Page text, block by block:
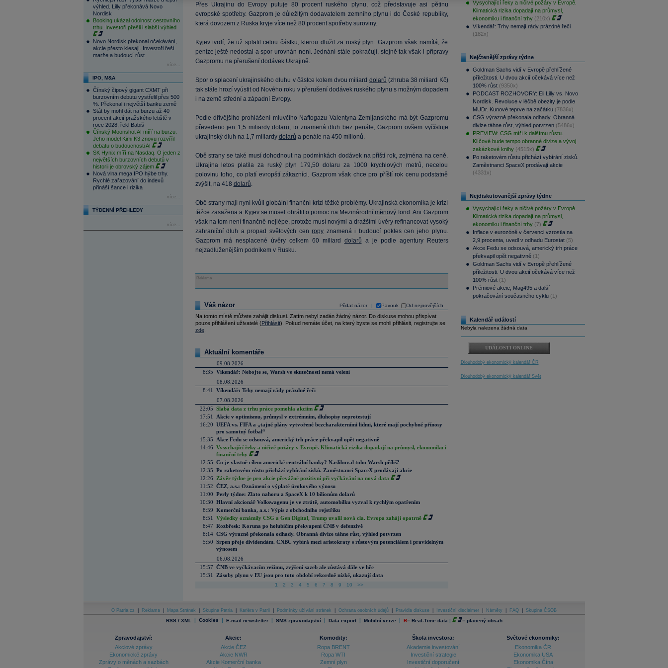
výhled. Lilly překonává Novo
Nordisk
Booking ukázal odolnost cestovního
trhu. Investoři přešli i slabší výhled
Novo Nordisk překonal očekávání,
akcie přesto klesají. Investoři řeší
marže a budoucí růst
více...
IPO, M&A
Čínský čipový gigant CXMT při
burzovním debutu vystřelil přes 500
%. Překonal i největší banku země
Stát by mohl dát na burzu až 40
procent akcií pražského letiště v
roce 2028, řekl Babiš
Čínský Moonshot AI míří na burzu.
Jeho model Kimi K3 znovu rozvířil
debatu o budoucnosti AI
SK Hynix míří na Nasdaq. O jeden z
největších burzovních debutů v
historii je obrovský zájem
Nová vlna mega IPO hýbe trhy.
Rychlé zařazování do indexů
přináší šance i rizika
více...
TÝDENNÍ PŘEHLEDY
více...
Přes Ukrajinu do Evropy putuje 80 procent ruského plynu, což představuje asi pětinu
evropské spotřeby. Gazprom je důležitým dodavatelem zemního plynu i do České republiky,
která dovozem z Ruska kryje více než 80 procent spotřeby suroviny.
Kyjev tvrdí, že už splatil celou částku, kterou dlužil za ruský plyn. Gazprom však namítá, že
peníze ještě nedostal a spor urovnán není. Jednání stále pokračují, stejně tak však i přípravy
Gazpromu na přerušení dodávek Ukrajině.
Spor o splacení ukrajinského dluhu v částce kolem dvou miliard dolarů (zhruba 38 miliard Kč)
tak stále hrozí vyústit od Nového roku v přerušení dodávek ruského plynu s možným dopadem
i na země střední a západní Evropy.
Podle dřívějšího prohlášení mluvčího Naftogazu Valentyna Zemljanského má být Gazpromu
převedeno jen 1,5 miliardydolarů, to znamená dluh bez penále; Gazprom ovšem vyčísluje
ukrajinský dluh na 1,7 miliardy dolarů a penále na 450 milionů.
Obě strany se také musí dohodnout na podmínkách dodávek na příští rok, zejména na ceně.
Ukrajina letos platila za ruský plyn 179,50 dolaru za 1000 krychlových metrů, necelou
polovinu toho, co platí evropští zákazníci. Gazprom však chce pro příští rok cenu podstatně
zvýšit, na 418 dolarů.
Obě strany mají nyní kvůli globální finanční krizi těžké problémy. Ukrajinská ekonomika je krizí
těžce zasažena a Kyjev se musel obrátit o pomoc na Mezinárodníměnový fond. Ani Gazprom
však na tom není finančně nejlépe, protože musí novými a dražšími úvěry refinancovat vysoký
zahraniční dluh a propad světových cenropy znamená i budoucí pokles cen jeho plynu.
Gazprom má nesplacené úvěry celkem 60 miliard dolarů a je podle agentury Reuters
nejzadluženějším podnikem v Rusku.
Reklama
Přidat názor Pavouk Od nejnovějších
Váš názor
Na tomto místě můžete zahájit diskusi. Zatím nebyl zadán žádný názor. Do diskuse mohou přispívat
pouze přihlášení uživatelé (Přihlásit). Pokud nemáte účet, na který byste se mohli přihlásit, registrujte se
zde.
Aktuální komentáře
09.08.2026
8:35 Víkendář: Nebojte se, Warsh ve skutečnosti nemá velení
08.08.2026
8:41
Víkendář: Trhy nemají rády prázdné řeči
07.08.2026
22:05 Slabá data z trhu práce pomohla akciím
17:51
Akcie v optimismu, průmysl v extrémním, dluhopisy neprotestují
16:20 UEFA vs. FIFA a „tajné plány vytvořené bezcharakterními lidmi, které mají pochybné přínosy
pro samotný fotbal“
15:35
Akce Fedu se odsouvá, americký trh práce překvapil opět negativně
14:46 Vysychající řeky a ničivé požáry v Evropě. Klimatická rizika dopadají na průmysl, ekonomiku i
finanční trhy
12:55 Co je vlastně cílem americké centrální banky? Nasliboval toho Warsh příliš?
12:35 Po raketovém růstu přichází vybírání zisků. Zaměstnanci SpaceX prodávají akcie
12:26
Závěr týdne je pro akcie převážně pozitivní při vyčkávání na nová data
11:52 ČEZ, a.s.: Oznámení o výplatě úrokového výnosu
11:00 Perly týdne: Zlato nahoru a SpaceX k 10 bilionům dolarů
10:30 Hlavní akcionář Volkswagenu je ve ztrátě, automobilku vyzval k rychlým opatřením
8:59 Komerční banka, a.s.: Výpis z obchodního rejstříku
8:51
Výsledky oznámily CSG a Gen Digital, Trump uvalil nová cla. Evropa zahájí opatrně
8:47 Rozbřesk: Koruna po holubičím překvapení ČNB v defenzivě
8:14 CSG výrazně překonala odhady. Obranná divize táhne růst, výhled potvrzen
5:50 Srpen přeje dividendám. CNBC vybírá mezi aristokraty s růstovým potenciálem i pravidelným
výnosem
06.08.2026
15:57 ČNB ve vyčkávacím režimu, zvýšení sazeb ale zůstává dále ve hře
15:31
Zásoby plynu v EU jsou pro toto období rekordně nízké, ukazují data
1 2 3 4 5 6 7 8 9 10 >>
Vysychající řeky a ničivé požáry v Evropě.
Klimatická rizika dopadají na průmysl,
ekonomiku i finanční trhy (210x)
Víkendář: Trhy nemají rády prázdné řeči
(182x)
Nejčtenější zprávy týdne
Goldman Sachs vidí v Evropě přehlížené
příležitosti. U dvou akcií očekává více než
100% růst (9350x)
PODCAST ROZHOVORY: Eli Lilly vs. Novo
Nordisk. Revoluce v léčbě obezity je podle
MUDr. Kunové teprve na začátku (7836x)
CSG výrazně překonala odhady. Obranná
divize táhne růst, výhled potvrzen (5486x)
PREVIEW: CSG míří k dalšímu růstu.
Klíčové bude tempo obranné divize a vývoj
zakázkové knihy (4515x)
Po raketovém růstu přichází vybírání zisků.
Zaměstnanci SpaceX prodávají akcie
(4331x)
Nejdiskutovanější zprávy týdne
Vysychající řeky a ničivé požáry v Evropě.
Klimatická rizika dopadají na průmysl,
ekonomiku i finanční trhy (7)
Inflace v eurozóně v červenci vzrostla na
2,9 procenta, uvedl v odhadu Eurostat (5)
Akce Fedu se odsouvá, americký trh práce
překvapil opět negativně (1)
Goldman Sachs vidí v Evropě přehlížené
příležitosti. U dvou akcií očekává více než
100% růst (1)
Prémiové akcie, Mag495 a další
pokračování současného cyklu (1)
Kalendář událostí
Nebyla nalezena žádná data
UDÁLOSTI ONLINE
Dlouhodobý ekonomický kalendář ČR
Dlouhodobý ekonomický kalendář Svět
O Patria.cz Reklama Mapa Stránek Skupina Patria Kariéra v Patrii Podmínky užívání stránek Ochrana osobních údajů Pravidla diskuse Investiční disclaimer Náměty FAQ Skupina ČSOB
RSS / XML | Cookies | E-mail newsletter | SMS zpravodajství | Data export | Mobilní verze | R= Real-Time data | = placený obsah
Zpravodajství:
Akciové zprávy
Ekonomické zprávy
Zprávy o měnách a sazbách
Akcie:
Akcie ČEZ
Akcie NWR
Akcie Komerční banka
Komodity:
Ropa BRENT
Ropa WTI
Zemní plyn
Škola investora:
Akademie investování
Investiční strategie
Investiční doporučení
Světové ekonomiky:
Ekonomika ČR
Ekonomika USA
Ekonomika Čína